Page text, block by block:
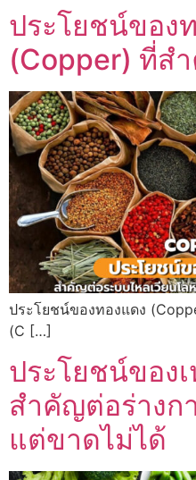
ประโยชน์ของ
(Copper) ที่ส
ประโยชน์ของทองแดง
(C […]
ประโยชน์ของ
สำคัญต่อร่างก
แต่ขาดไม่ได้